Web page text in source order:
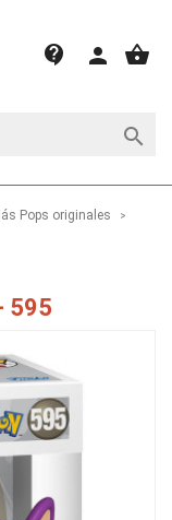
shopping_basket
person
contact_support

Pops originales
595